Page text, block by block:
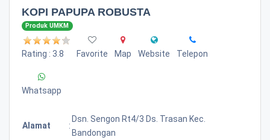
KOPI PAPUPA ROBUSTA
Produk UMKM
Rating : 3.8 Favorite Map Website Telepon
Whatsapp
Alamat :
Dsn. Sengon Rt4/3 Ds. Trasan Kec.
Bandongan